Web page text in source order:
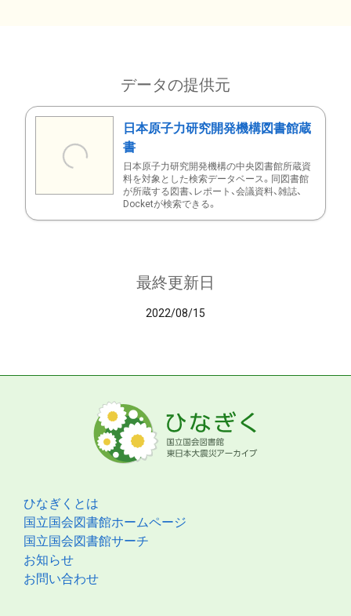
データの提供元
日本原子力研究開発機構図書館蔵
書
日本原子力研究開発機構の中央図書館所蔵資
料を対象とした検索データベース。同図書館
が所蔵する図書、レポート、会議資料、雑誌、
Docketが検索できる。
最終更新日
2022/08/15
ひなぎくとは
国立国会図書館ホームページ
国立国会図書館サーチ
お知らせ
お問い合わせ